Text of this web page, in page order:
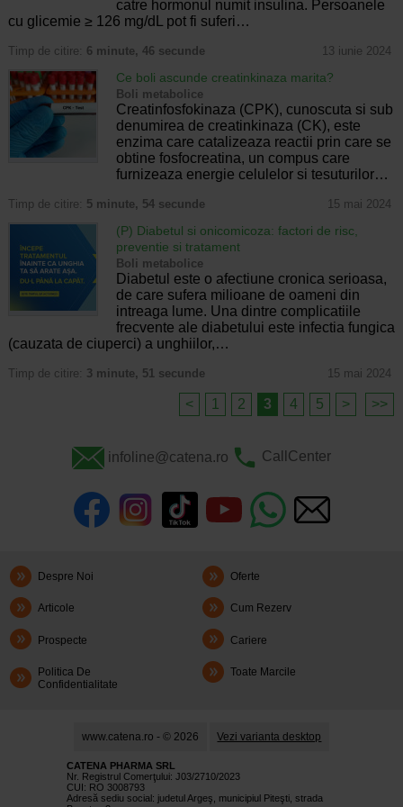
catre hormonul numit insulina. Persoanele
cu glicemie ≥ 126 mg/dL pot fi suferi…
Timp de citire: 6 minute, 46 secunde 13 iunie 2024
Ce boli ascunde creatinkinaza marita?
Boli metabolice
Creatinfosfokinaza (CPK), cunoscuta si sub
denumirea de creatinkinaza (CK), este
enzima care catalizeaza reactii prin care se
obtine fosfocreatina, un compus care
furnizeaza energie celulelor si tesuturilor…
Timp de citire: 5 minute, 54 secunde 15 mai 2024
(P) Diabetul si onicomicoza: factori de risc,
preventie si tratament
Boli metabolice
Diabetul este o afectiune cronica serioasa,
de care sufera milioane de oameni din
intreaga lume. Una dintre complicatiile
frecvente ale diabetului este infectia fungica
(cauzata de ciuperci) a unghiilor,…
Timp de citire: 3 minute, 51 secunde 15 mai 2024
< 1 2 3 4 5 > >>
infoline@catena.ro CallCenter
Despre Noi Oferte
Articole Cum Rezerv
Prospecte Cariere
Politica De
Confidentialitate
Toate Marcile
www.catena.ro - © 2026 Vezi varianta desktop
CATENA PHARMA SRL
Nr. Registrul Comerţului: J03/2710/2023
CUI: RO 3008793
Adresă sediu social: judetul Argeş, municipiul Piteşti, strada